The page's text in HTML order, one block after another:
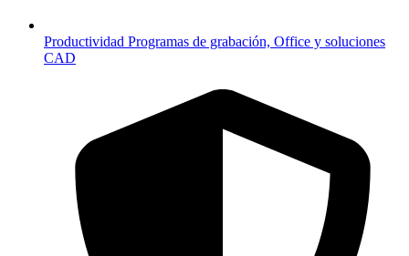
Productividad Programas de grabación, Office y soluciones
CAD